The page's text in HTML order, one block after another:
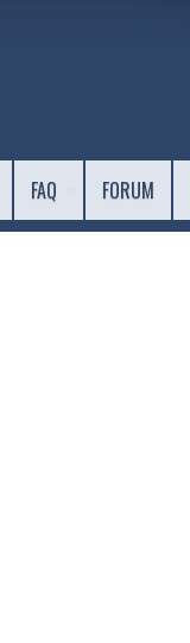
FAQ FORUM